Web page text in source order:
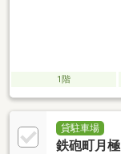
1階
貸駐車場
鉄砲町月極